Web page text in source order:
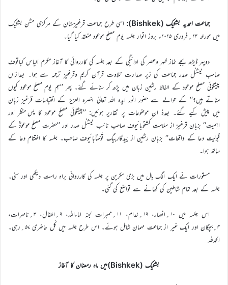
جماعت احمدیہ بشکیک (Bishkek):
اسی طرح جماعت قرغیزستان کے مرکزی مشن بشکیک
میں مورخہ ۲۳؍فروری ۲۰۲۵ء بروز اتوار جلسہ یوم مصلح موعود منعقد کیا گیا۔
دوپہر ڈیڑھ بجے نماز ظہر وعصر کی ادائیگی کے بعد جلسہ کی کارروائی کا آغاز مکرم الیاس کباتوف
صاحب نیشنل صدر جماعت کی زیر صدارت تلاوت قرآن کریم وقرغیز ترجمہ سے ہوا۔ بعدازاں
پیشگوئی مصلح موعود کے الفاظ رشین زبان میں پڑھ کر سنائے گئے۔ پھر ’’ہم یوم مصلح موعود کیوں
مناتے ہیں؟‘‘ کے حوالے سے حضور انور ایدہ اللہ تعالیٰ بنصرہ العزیز کے اقتباسات قرغیز زبان
میں پیش کیے گئے۔ بعدہٗ ان موضوعات پر تقاریر ہوئیں: ’’پیشگوئی مصلح موعود کا پس منظر اور
اہمیت‘‘ بزبان قرغیز از سلامت کشتوبائیوف صاحب نائب نیشنل صدر اور ’’حضرت مصلح موعودؓ کے
قبولیت دعا کے واقعات‘‘ بزبان رشین از یَیدگاربیگ تَوختابائیوف صاحب۔ جلسہ کا اختتام دعا کے
ساتھ ہوا۔
مستورات نے ایک الگ ہال میں بڑی سکرین پر جلسہ کی کارروائی براہ راست دیکھی اور سنی۔
جلسہ کے بعد تمام شاملین کی کھانے سے تواضع کی گئی۔
اس جلسہ میں ۱۰؍انصار، ۱۹؍خدام، ۱۱؍ممبرات لجنہ اماءاللہ، ۹؍اطفال، ۳؍ناصرات،
۴؍بچگان اور ایک غیر از جماعت مہمان شامل ہوئے۔ اس طرح جلسہ میں کُل حاضری ۵۷؍رہی۔
الحمدللہ
بشکیک (Bishkek)میں ماہ رمضان کا آغاز